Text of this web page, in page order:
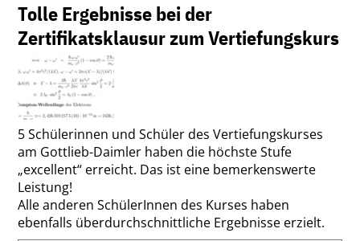
MILENA
8.
Tolle Ergebnisse bei der
Zertifikatsklausur zum Vertiefungskurs
5 Schülerinnen und Schüler des Vertiefungskurses
am Gottlieb-Daimler haben die höchste Stufe
„excellent“ erreicht. Das ist eine bemerkenswerte
Leistung!
Alle anderen SchülerInnen des Kurses haben
ebenfalls überdurchschnittliche Ergebnisse erzielt.